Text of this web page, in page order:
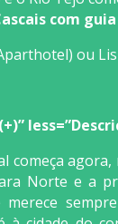
com
ou
começa
Norte e a